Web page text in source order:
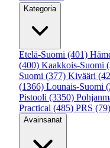
Kategoria
Etelä-Suomi (401)
(400) Kaakkois-Suomi
Suomi (377) Kivääri
(1366) Lounais-Suomi
Pistooli (3350)
Practical (485) PRS (79)
Avainsanat